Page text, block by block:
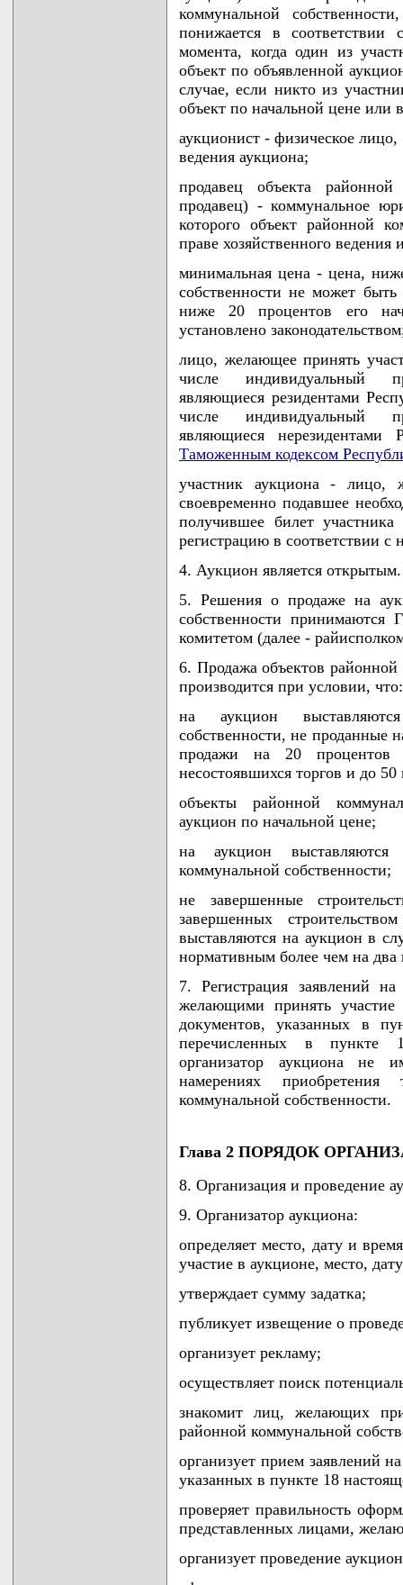
коммунальной
понижается в
момента, когда один из
объект по объявленной
случае, если никто из
объект по начальной цене или
аукционист - физическое лицо,
ведения аукциона;
продавец объекта
продавец) - коммунальное
которого объект районной
праве хозяйственного
минимальная цена - цена,
собственности не может
ниже 20 процентов его
установлено
лицо, желающее принять
числе индивидуальный
являющиеся резидентами
числе индивидуальный
являющиеся нерезидентами
Таможенным кодексом
участник аукциона - лицо,
своевременно подавшее
получившее билет
регистрацию в соответствии
4. Аукцион является открытым.
5. Решения о продаже на
собственности принимаются
комитетом (далее -
6. Продажа объектов
производится при условии, что:
на аукцион
собственности, не проданные
продажи на 20 процентов
несостоявшихся торгов и до
объекты районной
аукцион по начальной цене;
на аукцион
коммунальной собственности;
не завершенные
завершенных
выставляются на аукцион в
нормативным более чем на два
7. Регистрация заявлений
желающими принять
документов, указанных в
перечисленных в пункте
организатор аукциона не
намерениях
коммунальной собственности.
Глава 2 ПОРЯДОК
8. Организация и проведение
9. Организатор аукциона:
определяет место, дату и
участие в аукционе, место,
утверждает сумму задатка;
публикует извещение о
организует рекламу;
осуществляет поиск
знакомит лиц, желающих
районной коммунальной
организует прием заявлений
указанных в пункте 18
проверяет правильность
представленных лицами,
организует проведение